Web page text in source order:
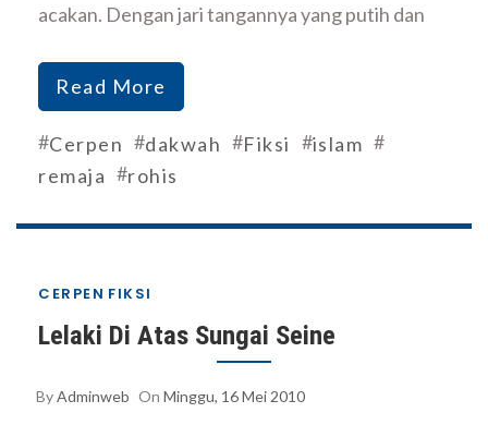
acakan. Dengan jari tangannya yang putih dan
Read More
#Cerpen #dakwah #Fiksi #islam #
remaja #rohis
CERPEN FIKSI
Lelaki Di Atas Sungai Seine
ByAdminweb On Minggu, 16 Mei 2010